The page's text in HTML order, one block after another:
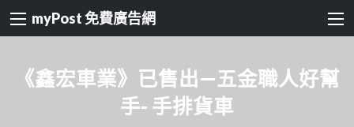
myPost 免費廣告網
《鑫宏車業》已售出—五金職人好幫
手- 手排貨車